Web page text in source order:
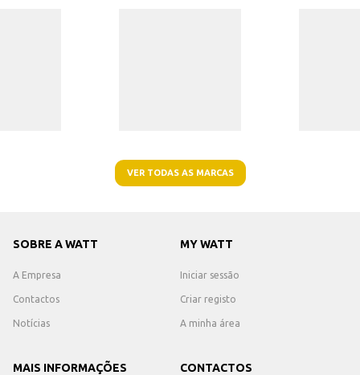
VER TODAS AS MARCAS
SOBRE A WATT
A Empresa
Contactos
Notícias
MY WATT
Iniciar sessão
Criar registo
A minha área
MAIS INFORMAÇÕES CONTACTOS